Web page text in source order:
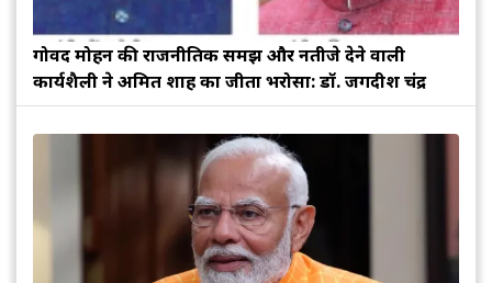
गोविंद मोहन की राजनीतिक समझ और नतीजे देने वाली
कार्यशैली ने अमित शाह का जीता भरोसा: डॉ. जगदीश चंद्र